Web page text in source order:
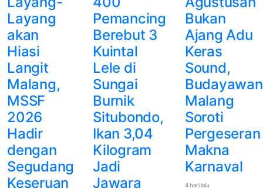
Layang
akan
Hiasi
Langit
Malang,
MSSF
2026
Hadir
dengan
Segudang
Keseruan
Pemancing
Berebut 3
Kuintal
Lele di
Sungai
Burnik
Situbondo,
Ikan 3,04
Kilogram
Jadi
Jawara
Bukan
Ajang Adu
Keras
Sound,
Budayawan
Malang
Soroti
Pergeseran
Makna
Karnaval
4 hari lalu